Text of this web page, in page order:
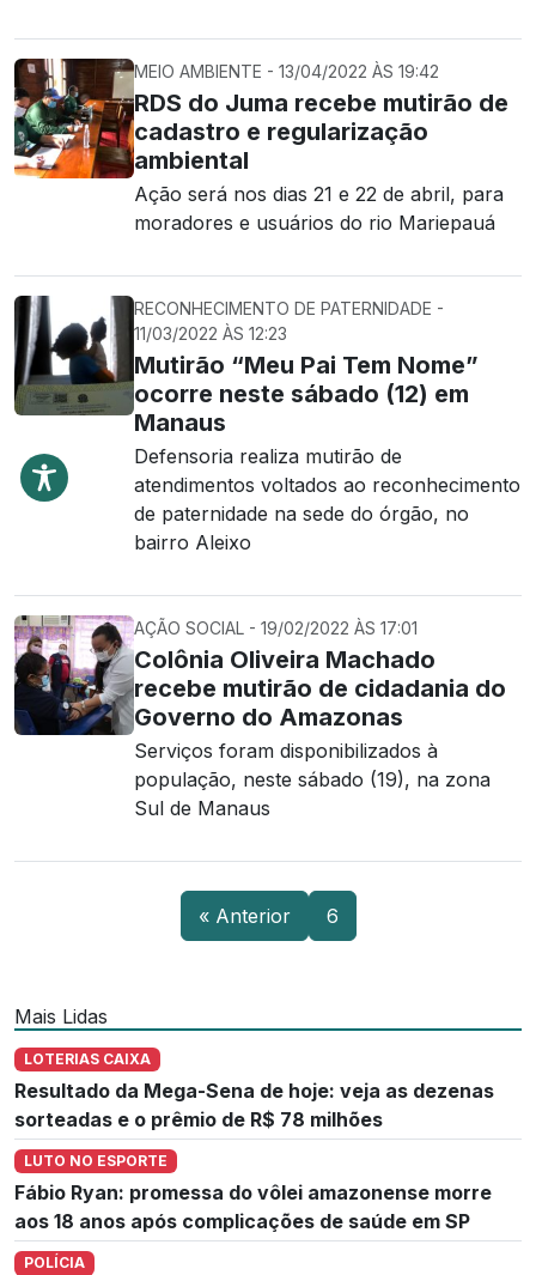
MEIO AMBIENTE - 13/04/2022 ÀS 19:42
RDS do Juma recebe mutirão de
cadastro e regularização
ambiental
Ação será nos dias 21 e 22 de abril, para
moradores e usuários do rio Mariepauá
RECONHECIMENTO DE PATERNIDADE -
11/03/2022 ÀS 12:23
Mutirão “Meu Pai Tem Nome”
ocorre neste sábado (12) em
Manaus
Defensoria realiza mutirão de
atendimentos voltados ao reconhecimento
de paternidade na sede do órgão, no
bairro Aleixo
AÇÃO SOCIAL - 19/02/2022 ÀS 17:01
Colônia Oliveira Machado
recebe mutirão de cidadania do
Governo do Amazonas
Serviços foram disponibilizados à
população, neste sábado (19), na zona
Sul de Manaus
« Anterior 6
Mais Lidas
LOTERIAS CAIXA
Resultado da Mega-Sena de hoje: veja as dezenas
sorteadas e o prêmio de R$ 78 milhões
LUTO NO ESPORTE
Fábio Ryan: promessa do vôlei amazonense morre
aos 18 anos após complicações de saúde em SP
POLÍCIA